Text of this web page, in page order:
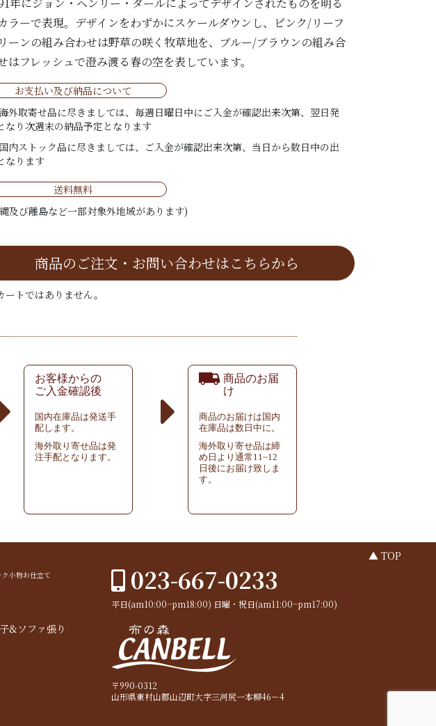
ラーで表現。デザインをわずかにスケールダウンし、ピンク/リーフ
ーンの組み合わせは野草の咲く牧草地を、ブルー/ブラウンの組み合
はフレッシュで澄み渡る春の空を表しています。
お支払い及び納品について
外取寄せ品に尽きましては、毎週日曜日中にご入金が確認出来次第、翌日発
なり次週末の納品予定となります
内ストック品に尽きましては、ご入金が確認出来次第、当日から数日中の出
なります
送料無料
及び離島など一部対象外地域があります)
商品のご注文・お問い合わせはこちらから
トではありません。
お客様からの
ご入金確認後
国内在庫品は発送手
配します。
海外取り寄せ品は発
注手配となります。
商品のお届
け
商品のお届けは国内
在庫品は数日中に。
海外取り寄せ品は締
め日より通常11~12
日後にお届け致しま
す。
▲ TOP
小物お仕立て
&ソファ張り
023-667-0233
平日(am10:00~pm18:00) 日曜・祝日(am11:00~pm17:00)
〒990-0312
山形県東村山郡山辺町大字三河尻一本柳46－4